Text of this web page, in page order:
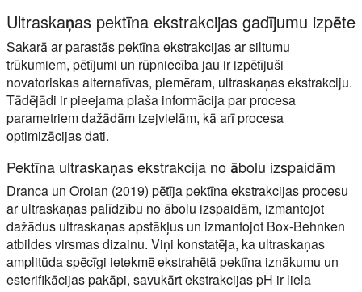
Ultraskaņas pektīna ekstrakcijas gadījumu izpēte
Sakarā ar parastās pektīna ekstrakcijas ar siltumu
trūkumiem, pētījumi un rūpniecība jau ir izpētījuši
novatoriskas alternatīvas, piemēram, ultraskaņas ekstrakciju.
Tādējādi ir pieejama plaša informācija par procesa
parametriem dažādām izejvielām, kā arī procesa
optimizācijas dati.
Pektīna ultraskaņas ekstrakcija no ābolu izspaidām
Dranca un Oroian (2019) pētīja pektīna ekstrakcijas procesu
ar ultraskaņas palīdzību no ābolu izspaidām, izmantojot
dažādus ultraskaņas apstākļus un izmantojot Box-Behnken
atbildes virsmas dizainu. Viņi konstatēja, ka ultraskaņas
amplitūda spēcīgi ietekmē ekstrahētā pektīna iznākumu un
esterifikācijas pakāpi, savukārt ekstrakcijas pH ir liela